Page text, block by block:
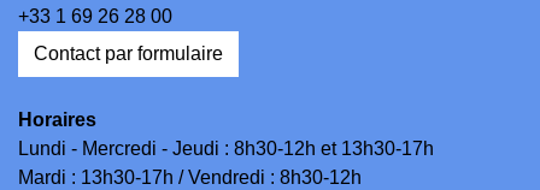
+33 1 69 26 28 00
Contact par formulaire
Horaires
Lundi - Mercredi - Jeudi : 8h30-12h et 13h30-17h
Mardi : 13h30-17h / Vendredi : 8h30-12h